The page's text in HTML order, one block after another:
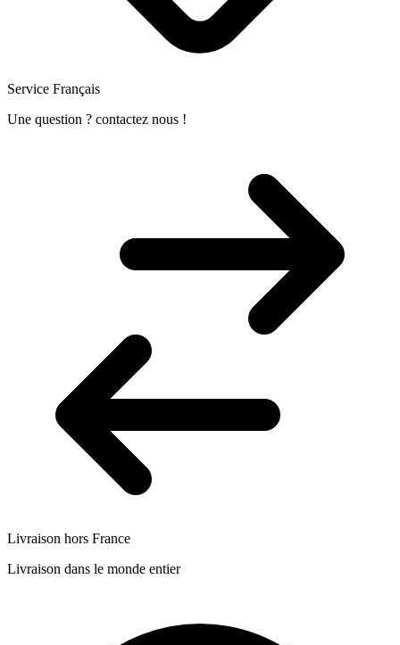
Service Français
Une question ? contactez nous !
Livraison hors France
Livraison dans le monde entier